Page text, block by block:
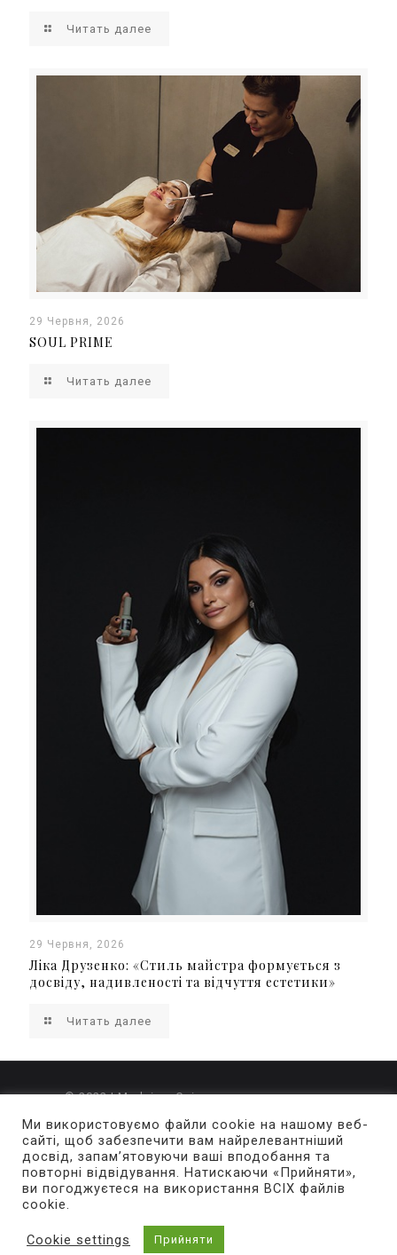
Читать далее
29 Червня, 2026
SOUL PRIME
Читать далее
29 Червня, 2026
Ліка Друзенко: «Стиль майстра формується з
досвіду, надивленості та відчуття естетики»
Читать далее
© 2022 | Merlaine. Свідоцтво про державну
За зміст і достовірність рекламної інформації
відповідальність несе рекламодавець. Думки
авторів публікацій не завжди збігаються з точкою
зору редакції. Повний або частковий передрук
матеріалів журналу заборонено без письмового
дозволу редакції.
Ми використовуємо файли cookie на нашому веб-
сайті, щоб забезпечити вам найрелевантніший
досвід, запам’ятовуючи ваші вподобання та
повторні відвідування. Натискаючи «Прийняти»,
ви погоджуєтеся на використання ВСІХ файлів
cookie.
Cookie settings Прийняти